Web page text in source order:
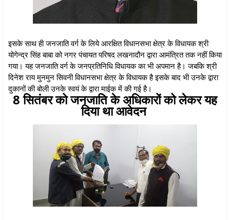
इसके साथ ही जनजाति वर्ग के लिये आरक्षित विधानसभा क्षेत्र के विधायक श्री
योगेन्द्र सिंह बाबा को नगर पंचायत परिषद लखनादौन द्वारा आमंत्रित तक नहीं किया
गया। यह जनजाति वर्ग के जनप्रतिनिधि विधायक का भी अपमान है। जबकि श्री
दिनेश राय मुनमुन सिवनी विधानसभा क्षेत्र के विधायक है इसके बाद भी उनके द्वारा
दुकानों की बोली उनके स्वयं के द्वारा माईक में की गई है।
8 सितंबर को जनजाति के अधिकारों को लेकर यह
दिया था आवेदन